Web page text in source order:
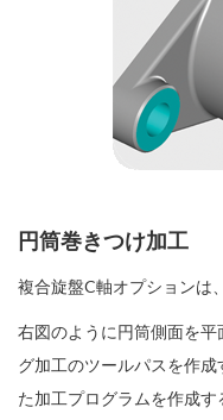
円筒巻きつけ加工
複合旋盤C軸オプションは
右図のように円筒側面を
グ加工のツールパスを作
た加工プログラムを作成